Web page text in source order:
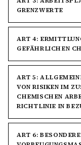
GRENZWERTE
ART 4:
GEFÄHRLICHEN
ART 5:
VON RISIKEN IM
CHEMISCHEN
RICHTLINIE IN
ART 6: